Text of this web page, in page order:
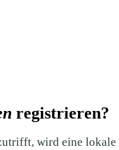
registrieren?
wird eine lokale